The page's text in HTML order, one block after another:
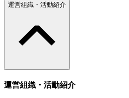
運営組織・活動紹介
運営組織・活動紹介